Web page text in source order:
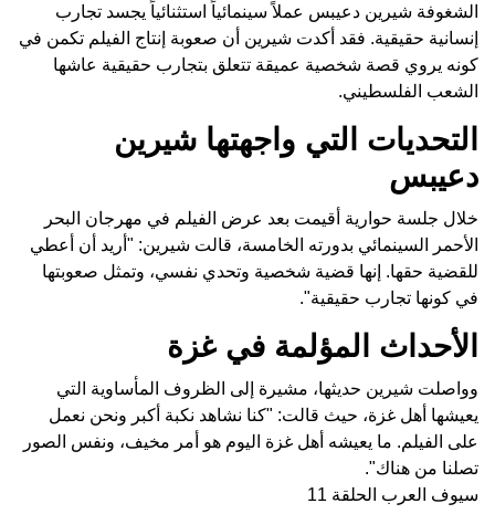
الشغوفة شيرين دعيبس عملاً سينمائياً استثنائياً يجسد تجارب
إنسانية حقيقية. فقد أكدت شيرين أن صعوبة إنتاج الفيلم تكمن في
كونه يروي قصة شخصية عميقة تتعلق بتجارب حقيقية عاشها
الشعب الفلسطيني.
التحديات التي واجهتها شيرين
دعيبس
خلال جلسة حوارية أقيمت بعد عرض الفيلم في مهرجان البحر
الأحمر السينمائي بدورته الخامسة، قالت شيرين: "أريد أن أعطي
للقضية حقها. إنها قضية شخصية وتحدي نفسي، وتمثل صعوبتها
في كونها تجارب حقيقية".
الأحداث المؤلمة في غزة
وواصلت شيرين حديثها، مشيرة إلى الظروف المأساوية التي
يعيشها أهل غزة، حيث قالت: "كنا نشاهد نكبة أكبر ونحن نعمل
على الفيلم. ما يعيشه أهل غزة اليوم هو أمر مخيف، ونفس الصور
تصلنا من هناك".
سيوف العرب الحلقة 11